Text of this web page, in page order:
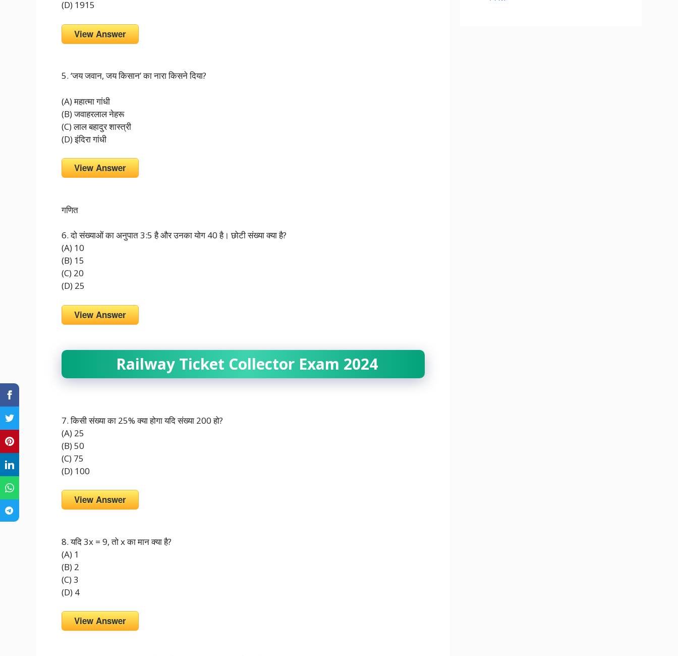
(D) 1915
View Answer
5. ‘जय जवान, जय किसान’ का नारा किसने दिया?
(A) महात्मा गांधी
(B) जवाहरलाल नेहरू
(C) लाल बहादुर शास्त्री
(D) इंदिरा गांधी
View Answer
गणित
6. दो संख्याओं का अनुपात 3:5 है और उनका योग 40 है। छोटी संख्या क्या है?
(A) 10
(B) 15
(C) 20
(D) 25
View Answer
Railway Ticket Collector Exam 2024
7. किसी संख्या का 25% क्या होगा यदि संख्या 200 हो?
(A) 25
(B) 50
(C) 75
(D) 100
View Answer
8. यदि 3x = 9, तो x का मान क्या है?
(A) 1
(B) 2
(C) 3
(D) 4
View Answer